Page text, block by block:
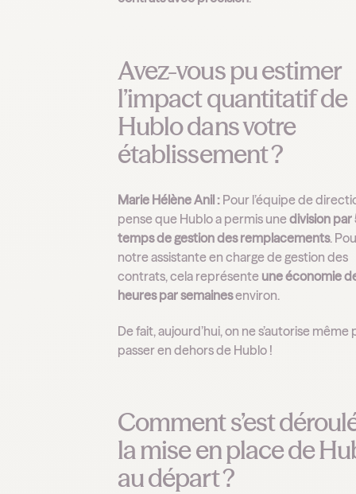
Avez-vous pu estimer
l’impact quantitatif de
Hublo dans votre
établissement ?
Marie Hélène Anil : Pour l’équipe de
pense que Hublo a permis unedivision par
temps de gestion des remplacements.
notre assistante en charge de gestion des
contrats, cela représente une économie
heures par semainesenviron.
De fait, aujourd’hui, on ne s’autorise même
passer en dehors de Hublo !
Comment s’est
la mise en place de
au départ ?